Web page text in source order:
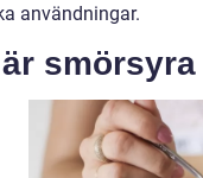
användningar.